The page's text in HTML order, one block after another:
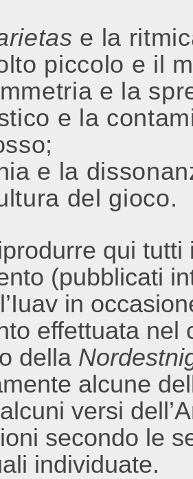
e la
piccolo e il
e la
e la
e la
del gioco.
qui
(pubblicati
in
effettuata
della
alcune
versi
secondo le
individuate.